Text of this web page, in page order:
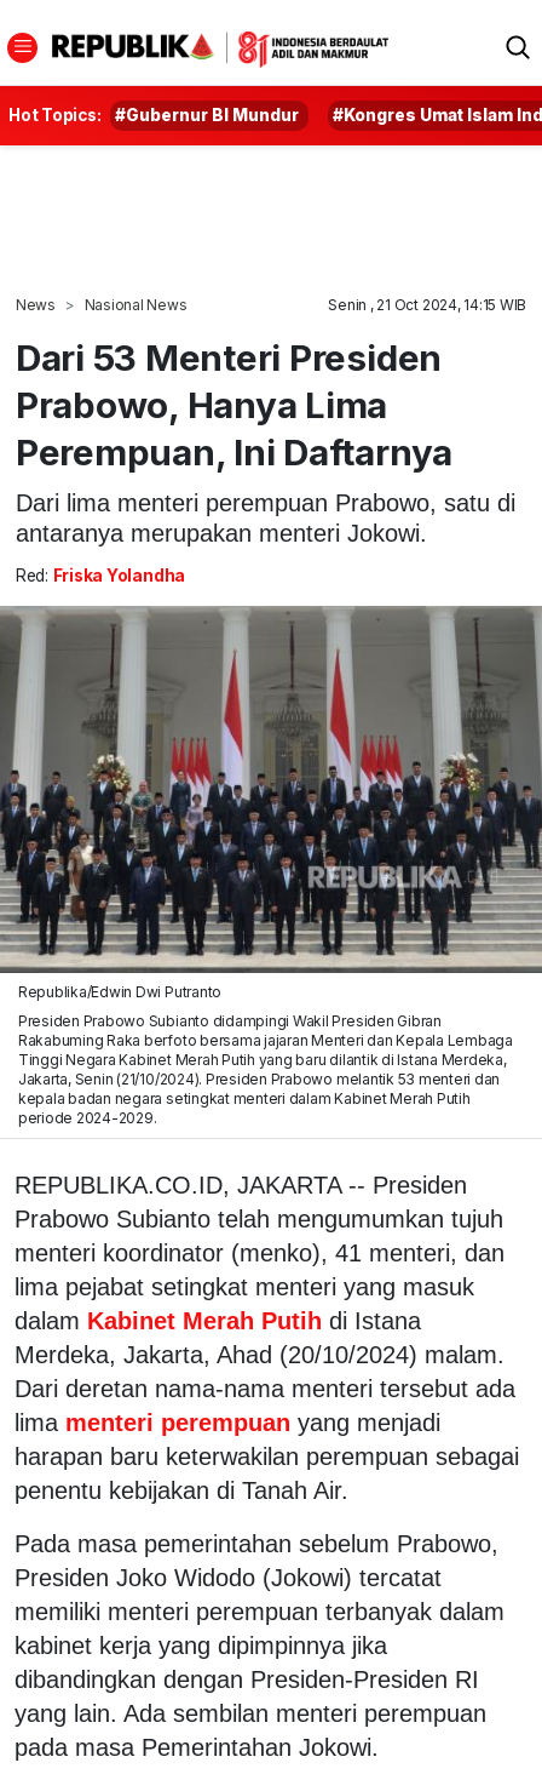
Hot Topics: #Gubernur BI Mundur #Kongres Umat Islam
News Nasional News Senin , 21 Oct 2024, 14:15 WIB
Dari 53 Menteri Presiden
Prabowo, Hanya Lima
Perempuan, Ini Daftarnya
Dari lima menteri perempuan Prabowo, satu di
antaranya merupakan menteri Jokowi.
Red: Friska Yolandha
Republika/Edwin Dwi Putranto
Presiden Prabowo Subianto didampingi Wakil Presiden Gibran
Rakabuming Raka berfoto bersama jajaran Menteri dan Kepala Lembaga
Tinggi Negara Kabinet Merah Putih yang baru dilantik di Istana Merdeka,
Jakarta, Senin (21/10/2024). Presiden Prabowo melantik 53 menteri dan
kepala badan negara setingkat menteri dalam Kabinet Merah Putih
periode 2024-2029.
REPUBLIKA.CO.ID, JAKARTA -- Presiden
Prabowo Subianto telah mengumumkan tujuh
menteri koordinator (menko), 41 menteri, dan
lima pejabat setingkat menteri yang masuk
dalam Kabinet Merah Putih di Istana
Merdeka, Jakarta, Ahad (20/10/2024) malam.
Dari deretan nama-nama menteri tersebut ada
lima menteri perempuan yang menjadi
harapan baru keterwakilan perempuan sebagai
penentu kebijakan di Tanah Air.
Pada masa pemerintahan sebelum Prabowo,
Presiden Joko Widodo (Jokowi) tercatat
memiliki menteri perempuan terbanyak dalam
kabinet kerja yang dipimpinnya jika
dibandingkan dengan Presiden-Presiden RI
yang lain. Ada sembilan menteri perempuan
pada masa Pemerintahan Jokowi.